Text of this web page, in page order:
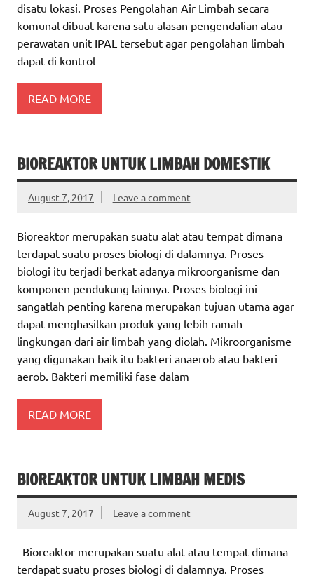
disatu lokasi. Proses Pengolahan Air Limbah secara
komunal dibuat karena satu alasan pengendalian atau
perawatan unit IPAL tersebut agar pengolahan limbah
dapat di kontrol
READ MORE
BIOREAKTOR UNTUK LIMBAH DOMESTIK
August 7, 2017 Leave a comment
Bioreaktor merupakan suatu alat atau tempat dimana
terdapat suatu proses biologi di dalamnya. Proses
biologi itu terjadi berkat adanya mikroorganisme dan
komponen pendukung lainnya. Proses biologi ini
sangatlah penting karena merupakan tujuan utama agar
dapat menghasilkan produk yang lebih ramah
lingkungan dari air limbah yang diolah. Mikroorganisme
yang digunakan baik itu bakteri anaerob atau bakteri
aerob. Bakteri memiliki fase dalam
READ MORE
BIOREAKTOR UNTUK LIMBAH MEDIS
August 7, 2017 Leave a comment
Bioreaktor merupakan suatu alat atau tempat dimana
terdapat suatu proses biologi di dalamnya. Proses